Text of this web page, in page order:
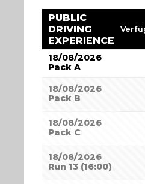
PUBLIC
DRIVING
EXPERIENCE
18/08/2026
Pack A
18/08/2026
Pack B
18/08/2026
Pack C
18/08/2026
Run 13 (16:00)